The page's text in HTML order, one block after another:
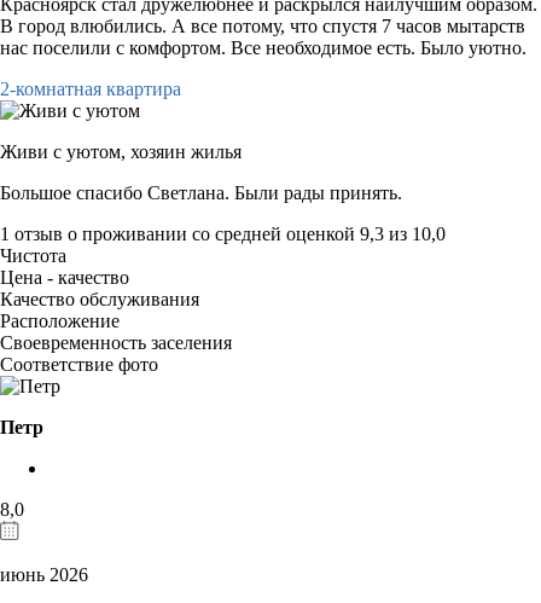
В город влюбились. А все потому, что спустя 7 часов мытарств
нас поселили с комфортом. Все необходимое есть. Было уютно.
2-комнатная квартира
Живи с уютом, хозяин жилья
Большое спасибо Светлана. Были рады принять.
1 отзыв о проживании со средней оценкой 9,3 из 10,0
Чистота
Цена - качество
Качество обслуживания
Расположение
Своевременность заселения
Соответствие фото
Петр
8,0
июнь 2026